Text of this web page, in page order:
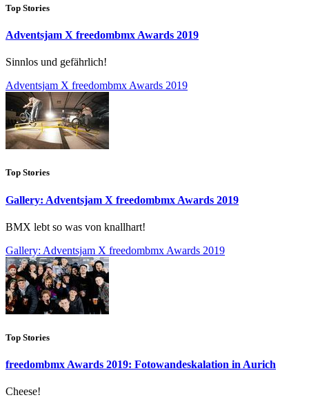
Top Stories
Adventsjam X freedombmx Awards 2019
Sinnlos und gefährlich!
Adventsjam X freedombmx Awards 2019
Top Stories
Gallery: Adventsjam X freedombmx Awards 2019
BMX lebt so was von knallhart!
Gallery: Adventsjam X freedombmx Awards 2019
Top Stories
freedombmx Awards 2019: Fotowandeskalation in Aurich
Cheese!